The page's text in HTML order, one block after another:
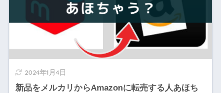
2024年1月4日
新品をメルカリからAmazonに転売する人あほち